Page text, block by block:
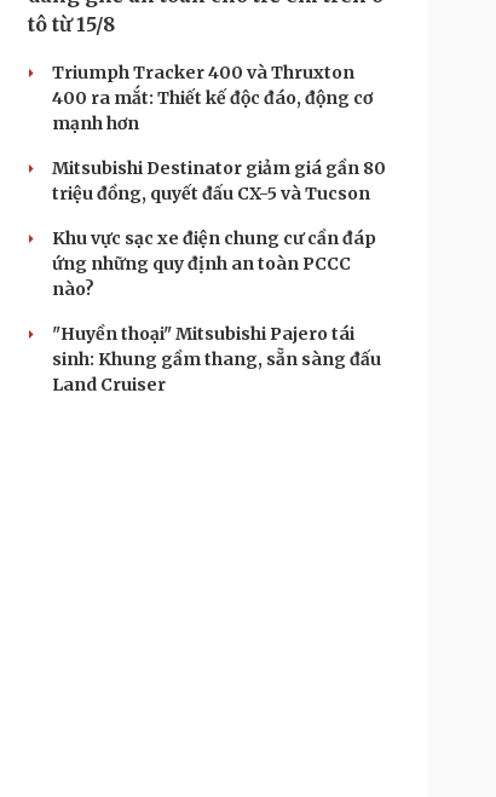
tô từ 15/8
Triumph Tracker 400 và Thruxton
400 ra mắt: Thiết kế độc đáo, động cơ
mạnh hơn
Mitsubishi Destinator giảm giá gần 80
triệu đồng, quyết đấu CX-5 và Tucson
Khu vực sạc xe điện chung cư cần đáp
ứng những quy định an toàn PCCC
nào?
"Huyền thoại" Mitsubishi Pajero tái
sinh: Khung gầm thang, sẵn sàng đấu
Land Cruiser